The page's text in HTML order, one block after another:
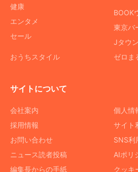
健康
エンタメ
セール
おうちスタイル
BOOK
東京バ
Jタウ
ゼロま
サイトについて
会社案内
採用情報
お問い合わせ
ニュース読者投稿
編集長からの手紙
個人情
サイト
SNS利
AIポリ
クッキ